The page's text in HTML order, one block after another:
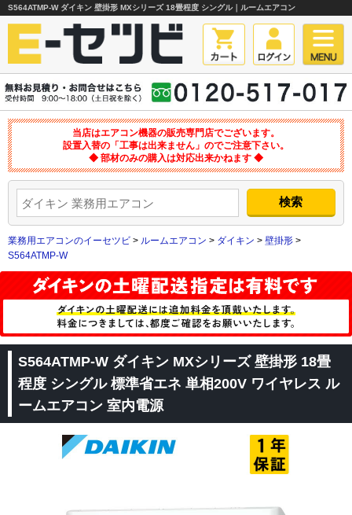
S564ATMP-W ダイキン 壁掛形 MXシリーズ 18畳程度 シングル｜ルームエアコン
当店はエアコン機器の販売専門店でございます。
設置入替の「工事は出来ません」のでご注意下さい。
◆ 部材のみの購入は対応出来かねます ◆
業務用エアコンのイーセツビ > ルームエアコン > ダイキン > 壁掛形 >
S564ATMP-W
S564ATMP-W ダイキン MXシリーズ 壁掛形 18畳
程度 シングル 標準省エネ 単相200V ワイヤレス ル
ームエアコン 室内電源